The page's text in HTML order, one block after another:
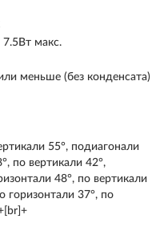
7.5Вт макс.
меньше (без конденсата)
55°, подиагонали
по вертикали 42°,
48°, по вертикали
горизонтали 37°, по